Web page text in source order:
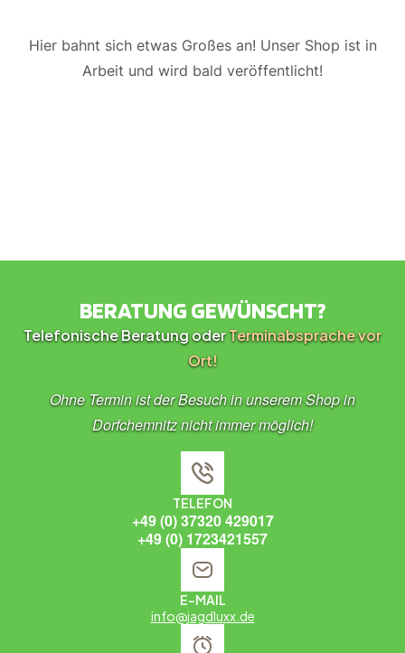
Hier bahnt sich etwas Großes an! Unser Shop ist in
Arbeit und wird bald veröffentlicht!
BERATUNG GEWÜNSCHT?
Telefonische Beratung oderTerminabsprache vor
Ort!
Ohne Termin ist der Besuch in unserem Shop in
Dorfchemnitz nicht immer möglich!
TELEFON
+49 (0) 37320 429017
+49 (0) 1723421557
E-MAIL
info@jagdluxx.de